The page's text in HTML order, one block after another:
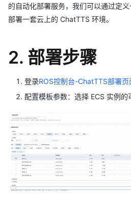
的自动化部署服务，我们可以通过定
部署一套云上的 ChatTTS 环境。
2. 部署步骤
登录ROS控制台-ChatTTS部署页
配置模板参数：选择 ECS 实例